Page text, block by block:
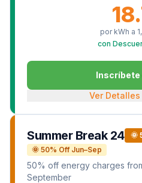
por kWh a
con
Inscríbete
Ver
Summer Break 24
🌞
🌞 50% Off Jun–Sep
50% off energy charges
September